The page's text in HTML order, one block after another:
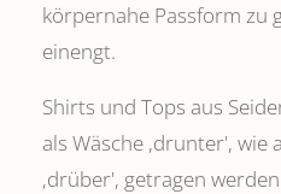
körpernahe Passform zu
einengt.
Shirts und Tops aus
als Wäsche ,drunter', wie
‚drüber', getragen